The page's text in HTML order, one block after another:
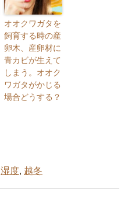
オオクワガタを
飼育する時の産
卵木、産卵材に
青カビが生えて
しまう。オオク
ワガタがかじる
場合どうする？
湿度, 越冬